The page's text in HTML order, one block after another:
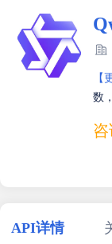
【
数
咨
API详情